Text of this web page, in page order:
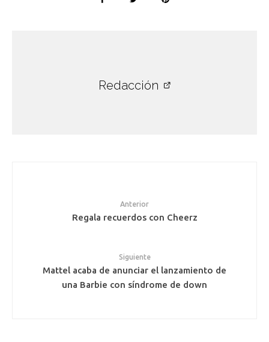
Redacción
Anterior
Regala recuerdos con Cheerz
Siguiente
Mattel acaba de anunciar el lanzamiento de
una Barbie con síndrome de down